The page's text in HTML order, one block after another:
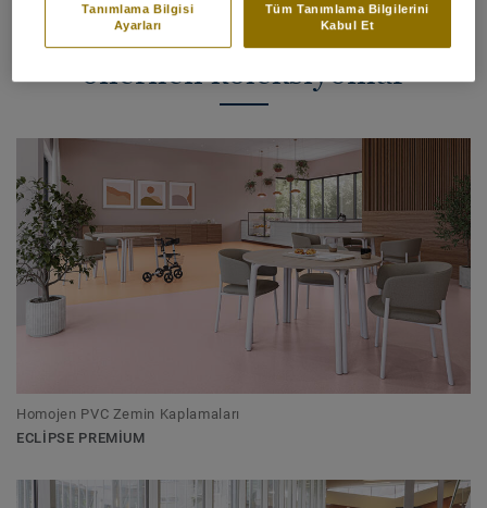
Depolama alanları için
önerilen koleksiyonlar
Homojen PVC Zemin Kaplamaları
ECLIPSE PREMIUM
Tüm Tanımlama Bilgilerini
Kabul Et
Tanımlama Bilgisi
Ayarları